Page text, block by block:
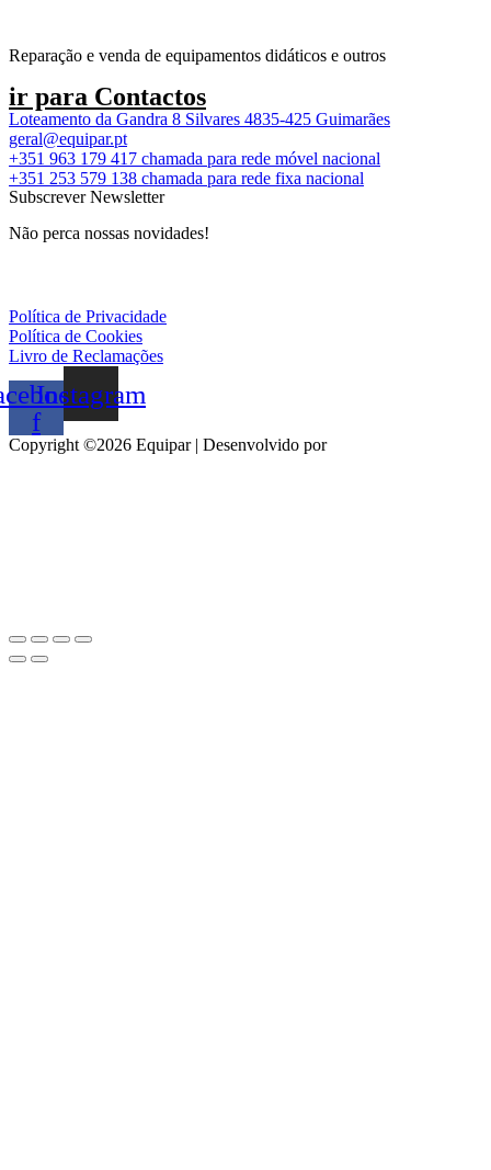
Reparação e venda de equipamentos didáticos e outros
ir para Contactos
Loteamento da Gandra 8 Silvares 4835-425 Guimarães
geral@equipar.pt
+351 963 179 417 chamada para rede móvel nacional
+351 253 579 138 chamada para rede fixa nacional
Subscrever Newsletter
Não perca nossas novidades!
Política de Privacidade
Política de Cookies
Livro de Reclamações
f
Instagram
Copyright ©2026 Equipar | Desenvolvido por